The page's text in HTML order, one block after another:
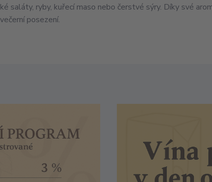
saláty, ryby, kuřecí maso nebo čerstvé sýry. Díky své
posezení.